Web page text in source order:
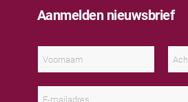
Aanmelden nieuwsbrief
a
o
c